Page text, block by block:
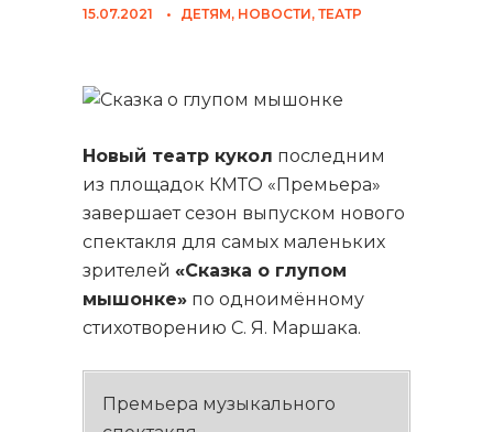
15.07.2021 • ДЕТЯМ, НОВОСТИ, ТЕАТР
Новый театр кукол последним
из площадок КМТО «Премьера»
завершает сезон выпуском нового
спектакля для самых маленьких
зрителей «Сказка о глупом
мышонке» по одноимённому
стихотворению С. Я. Маршака.
Премьера музыкального